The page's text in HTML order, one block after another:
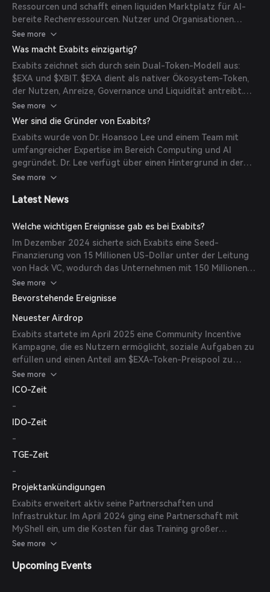
Anwendungen bereitzustellen.
Ressourcen und schafft einen liquiden Marktplatz für AI-
bereite Rechenressourcen. Nutzer und Organisationen
können ihre GPU-Leistung tokenisieren, wodurch diese über
den Marktplatz zugänglich und handelbar werden. Dieser
Ansatz demokratisiert den Zugang zu AI-Computing-
Möglichkeiten und öffnet den Markt für eine breitere
Teilnehmerbasis.
See more
Was macht Exabits einzigartig?
Exabits zeichnet sich durch sein Dual-Token-Modell aus:
$EXA und $XBIT. $EXA dient als nativer Ökosystem-Token,
der Nutzen, Anreize, Governance und Liquidität antreibt.
$XBIT repräsentiert Bruchteilseigentum an der Exabits-
Computing-Infrastruktur und ermöglicht Investoren, den
Modell verbindet AI-Infrastruktur mit Blockchain-Anreizen
und schafft eine skalierbare, dezentrale AI-Computing-
Ökonomie.
See more
Wer sind die Gründer von Exabits?
Exabits wurde von Dr. Hoansoo Lee und einem Team mit
umfangreicher Expertise im Bereich Computing und AI
gegründet. Dr. Lee verfügt über einen Hintergrund in der
Entwicklung fortschrittlicher Infrastrukturen und
an der Spitze der AI-Computing-Innovation steht.
See more
Latest News
Welche wichtigen Ereignisse gab es bei Exabits?
Im Dezember 2024 sicherte sich Exabits eine Seed-
Finanzierung von 15 Millionen US-Dollar unter der Leitung
von Hack VC, wodurch das Unternehmen mit 150 Millionen
US-Dollar bewertet wurde. Diese Finanzierung unterstützt
die Entwicklung ihres Produkts zur Finanzialisierung von
Computing, das Investoren die Möglichkeit bietet, in die
Zukunft der AI zu investieren. Darüber hinaus ging Exabits
im Februar 2025 eine Partnerschaft mit GAIB ein, um GPU-
Rechenleistung und deren Erträge zu tokenisieren, wodurch
neue Kapitalflüsse erschlossen und der GPU-Zugang
erweitert wurden.
See more
Bevorstehende Ereignisse
Neuester Airdrop
Exabits startete im April 2025 eine Community Incentive
Kampagne, die es Nutzern ermöglicht, soziale Aufgaben zu
erfüllen und einen Anteil am $EXA-Token-Preispool zu
verdienen. Die Kampagne begann am 21. März 2025 und
verzeichnete eine bedeutende Teilnahme.
See more
ICO-Zeit
-
IDO-Zeit
-
TGE-Zeit
-
Projektankündigungen
Exabits erweitert aktiv seine Partnerschaften und
Infrastruktur. Im April 2024 ging eine Partnerschaft mit
MyShell ein, um die Kosten für das Training großer
Sprachmodelle zu senken, und stellte ihr Modell 'JetMoE-
Zudem wurde im ersten Quartal 2024 ein öffentlicher GPU-
See more
Upcoming Events